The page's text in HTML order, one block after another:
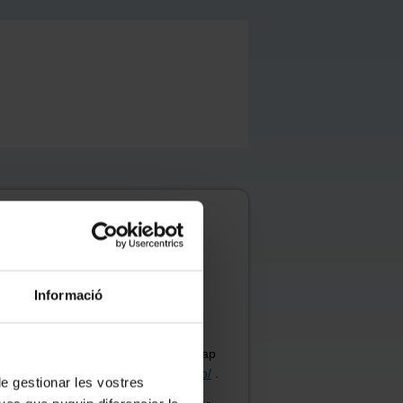
Informació
gestionar les vostres
els fem servir, no caldrà afegir cap
https://www.ub.edu/tecnicweb/ .